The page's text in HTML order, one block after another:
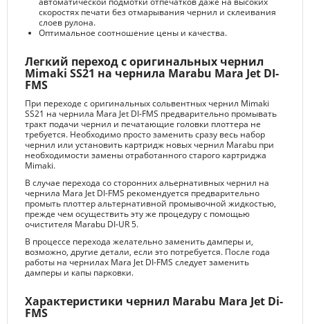
скоростях печати без отмарывания чернил и склеивания
слоев рулона.
Оптимальное соотношение цены и качества.
Легкий переход с оригинальных чернил
Mimaki SS21 на чернила Marabu Mara Jet DI-
FMS
При переходе с оригинальных сольвентных чернил Mimaki
SS21 на чернила Mara Jet DI-FMS предварительно промывать
тракт подачи чернил и печатающие головки плоттера не
требуется. Необходимо просто заменить сразу весь набор
чернил или установить картридж новых чернил Marabu при
необходимости замены отработанного старого картриджа
Mimaki.
В случае перехода со сторонних альернативных чернил на
чернила Mara Jet DI-FMS рекомендуется предварительно
промыть плоттер альтернативной промывочной жидкостью,
прежде чем осуществить эту же процедуру с помощью
очистителя Marabu DI-UR 5.
В процессе перехода желательно заменить дамперы и,
возможно, другие детали, если это потребуется. После года
работы на чернилах Mara Jet DI-FMS следует заменить
дамперы и капы парковки.
Характеристики чернил Marabu Mara Jet Di-
FMS